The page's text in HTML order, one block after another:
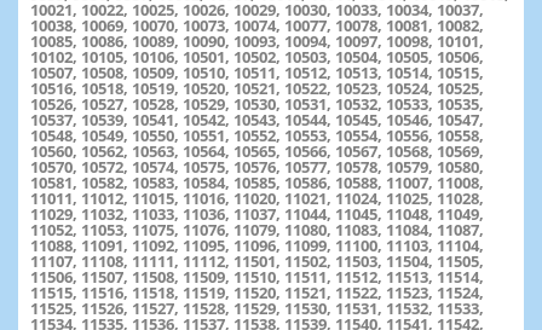
10021, 10022, 10025, 10026, 10029, 10030, 10033, 10034, 10037,
10038, 10069, 10070, 10073, 10074, 10077, 10078, 10081, 10082,
10085, 10086, 10089, 10090, 10093, 10094, 10097, 10098, 10101,
10102, 10105, 10106, 10501, 10502, 10503, 10504, 10505, 10506,
10507, 10508, 10509, 10510, 10511, 10512, 10513, 10514, 10515,
10516, 10518, 10519, 10520, 10521, 10522, 10523, 10524, 10525,
10526, 10527, 10528, 10529, 10530, 10531, 10532, 10533, 10535,
10537, 10539, 10541, 10542, 10543, 10544, 10545, 10546, 10547,
10548, 10549, 10550, 10551, 10552, 10553, 10554, 10556, 10558,
10560, 10562, 10563, 10564, 10565, 10566, 10567, 10568, 10569,
10570, 10572, 10574, 10575, 10576, 10577, 10578, 10579, 10580,
10581, 10582, 10583, 10584, 10585, 10586, 10588, 11007, 11008,
11011, 11012, 11015, 11016, 11020, 11021, 11024, 11025, 11028,
11029, 11032, 11033, 11036, 11037, 11044, 11045, 11048, 11049,
11052, 11053, 11075, 11076, 11079, 11080, 11083, 11084, 11087,
11088, 11091, 11092, 11095, 11096, 11099, 11100, 11103, 11104,
11107, 11108, 11111, 11112, 11501, 11502, 11503, 11504, 11505,
11506, 11507, 11508, 11509, 11510, 11511, 11512, 11513, 11514,
11515, 11516, 11518, 11519, 11520, 11521, 11522, 11523, 11524,
11525, 11526, 11527, 11528, 11529, 11530, 11531, 11532, 11533,
11534, 11535, 11536, 11537, 11538, 11539, 11540, 11541, 11542,